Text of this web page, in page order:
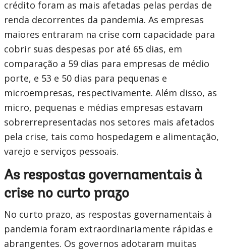
crédito foram as mais afetadas pelas perdas de
renda decorrentes da pandemia. As empresas
maiores entraram na crise com capacidade para
cobrir suas despesas por até 65 dias, em
comparação a 59 dias para empresas de médio
porte, e 53 e 50 dias para pequenas e
microempresas, respectivamente. Além disso, as
micro, pequenas e médias empresas estavam
sobrerrepresentadas nos setores mais afetados
pela crise, tais como hospedagem e alimentação,
varejo e serviços pessoais.
As respostas governamentais à
crise no curto prazo
No curto prazo, as respostas governamentais à
pandemia foram extraordinariamente rápidas e
abrangentes. Os governos adotaram muitas